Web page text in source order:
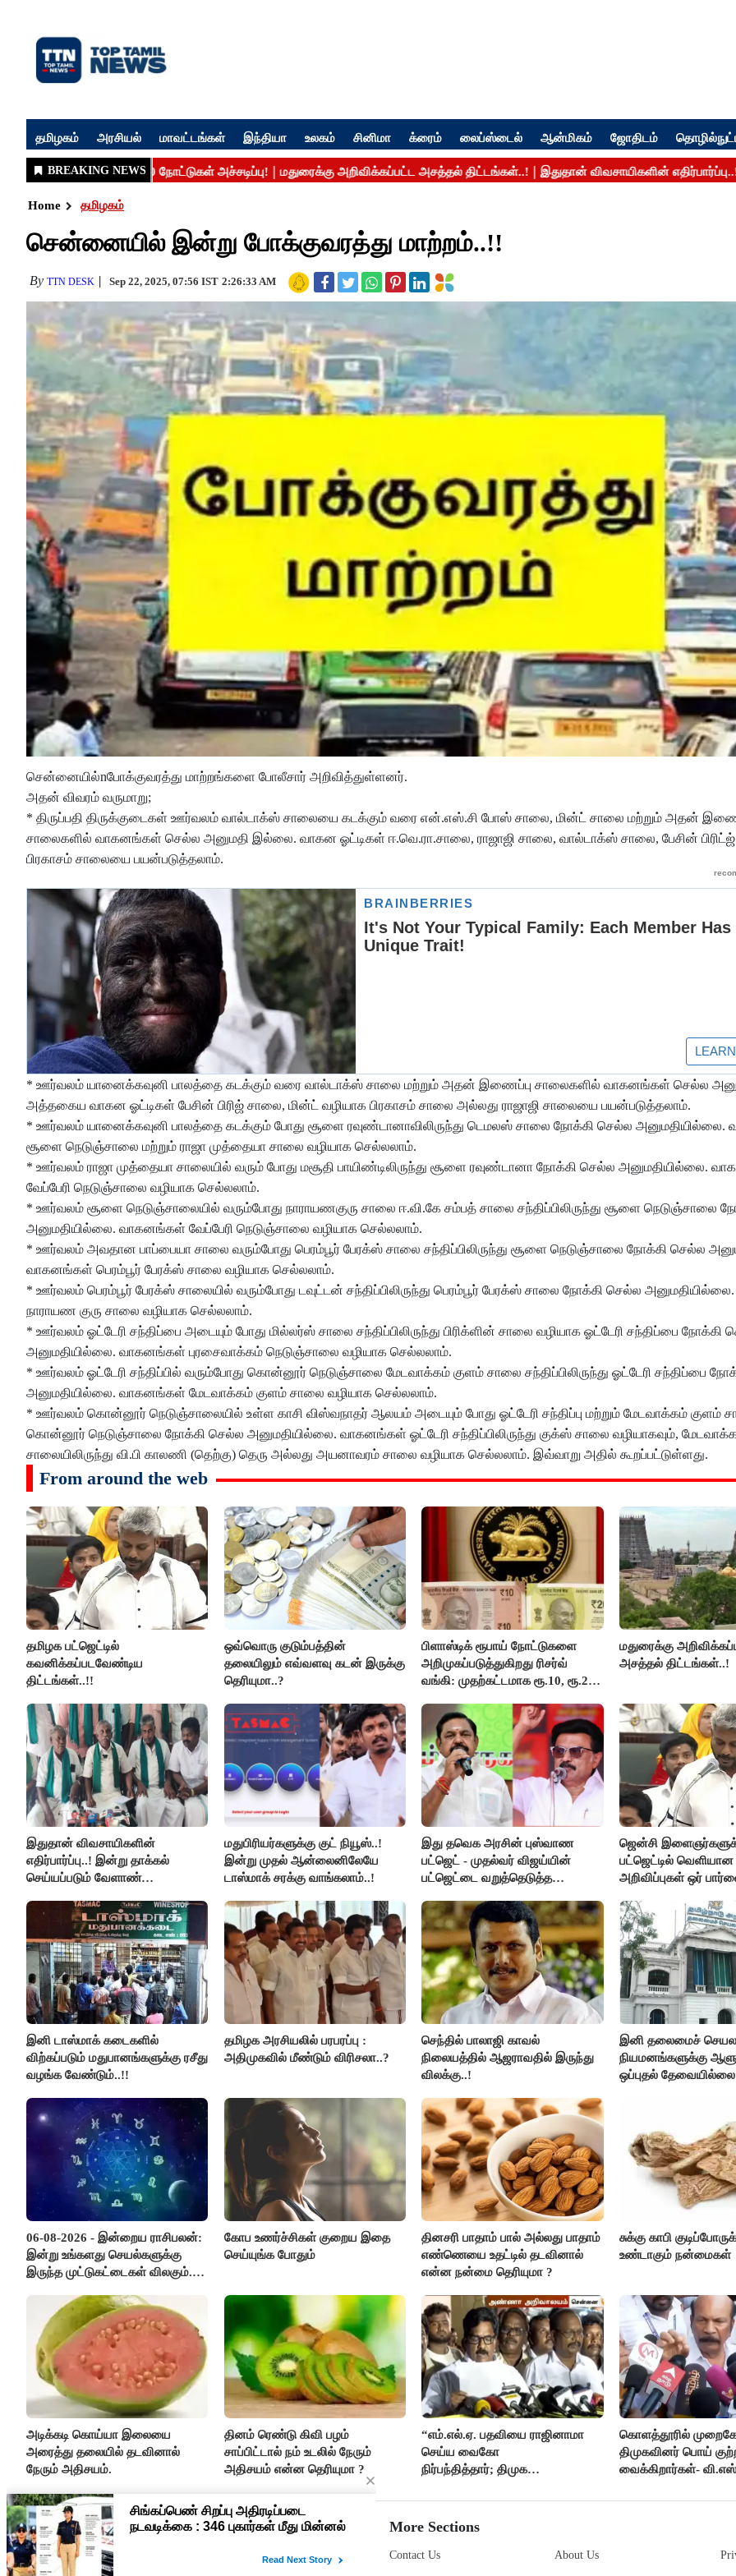
தமிழகம் அரசியல் மாவட்டங்கள் இந்தியா உலகம் சினிமா க்ரைம் லைப்ஸ்டைல் ஆன்மிகம் ஜோதிடம்
Home தமிழகம்
சென்னையில் இன்று போக்குவரத்து மாற்றம்..!!
By TTN DESK Sep 22, 2025, 07:56 IST 2:26:33 AM
சென்னையில்nபோக்குவரத்து மாற்றங்களை போலீசார் அறிவித்துள்ளனர்.
அதன் விவரம் வருமாறு;
* திருப்பதி திருக்குடைகள் ஊர்வலம் வால்டாக்ஸ் சாலையை கடக்கும் வரை என்.எஸ்.சி போஸ் சாலை, மின்ட் சாலை மற்றும் அதன்
சாலைகளில் வாகனங்கள் செல்ல அனுமதி இல்லை. வாகன ஓட்டிகள் ஈ.வெ.ரா.சாலை, ராஜாஜி சாலை, வால்டாக்ஸ் சாலை, பேசின்
பிரகாசம் சாலையை பயன்படுத்தலாம்.
* ஊர்வலம் யானைக்கவுனி பாலத்தை கடக்கும் வரை வால்டாக்ஸ் சாலை மற்றும் அதன் இணைப்பு சாலைகளில் வாகனங்கள் செல்ல
அத்தகைய வாகன ஓட்டிகள் பேசின் பிரிஜ் சாலை, மின்ட் வழியாக பிரகாசம் சாலை அல்லது ராஜாஜி சாலையை பயன்படுத்தலாம்.
* ஊர்வலம் யானைக்கவுனி பாலத்தை கடக்கும் போது சூளை ரவுண்டானாவிலிருந்து டெமலஸ் சாலை நோக்கி செல்ல
சூளை நெடுஞ்சாலை மற்றும் ராஜா முத்தையா சாலை வழியாக செல்லலாம்.
* ஊர்வலம் ராஜா முத்தையா சாலையில் வரும் போது மசூதி பாயிண்டிலிருந்து சூளை ரவுண்டானா நோக்கி செல்ல அனுமதியில்லை.
வேப்பேரி நெடுஞ்சாலை வழியாக செல்லலாம்.
* ஊர்வலம் சூளை நெடுஞ்சாலையில் வரும்போது நாராயணகுரு சாலை ஈ.வி.கே சம்பத் சாலை சந்திப்பிலிருந்து சூளை நெடுஞ்சாலை
அனுமதியில்லை. வாகனங்கள் வேப்பேரி நெடுஞ்சாலை வழியாக செல்லலாம்.
* ஊர்வலம் அவதான பாப்பையா சாலை வரும்போது பெரம்பூர் பேரக்ஸ் சாலை சந்திப்பிலிருந்து சூளை நெடுஞ்சாலை நோக்கி செல்ல
வாகனங்கள் பெரம்பூர் பேரக்ஸ் சாலை வழியாக செல்லலாம்.
* ஊர்வலம் பெரம்பூர் பேரக்ஸ் சாலையில் வரும்போது டவுட்டன் சந்திப்பிலிருந்து பெரம்பூர் பேரக்ஸ் சாலை நோக்கி செல்ல
நாராயண குரு சாலை வழியாக செல்லலாம்.
* ஊர்வலம் ஓட்டேரி சந்திப்பை அடையும் போது மில்லர்ஸ் சாலை சந்திப்பிலிருந்து பிரிக்ளின் சாலை வழியாக ஓட்டேரி சந்திப்பை நோக்கி
அனுமதியில்லை. வாகனங்கள் புரசைவாக்கம் நெடுஞ்சாலை வழியாக செல்லலாம்.
* ஊர்வலம் ஓட்டேரி சந்திப்பில் வரும்போது கொன்னூர் நெடுஞ்சாலை மேடவாக்கம் குளம் சாலை சந்திப்பிலிருந்து ஓட்டேரி சந்திப்பை
அனுமதியில்லை. வாகனங்கள் மேடவாக்கம் குளம் சாலை வழியாக செல்லலாம்.
* ஊர்வலம் கொன்னூர் நெடுஞ்சாலையில் உள்ள காசி விஸ்வநாதர் ஆலயம் அடையும் போது ஓட்டேரி சந்திப்பு மற்றும் மேடவாக்கம் குளம்
கொன்னூர் நெடுஞ்சாலை நோக்கி செல்ல அனுமதியில்லை. வாகனங்கள் ஓட்டேரி சந்திப்பிலிருந்து குக்ஸ் சாலை வழியாகவும்,
சாலையிலிருந்து வி.பி காலணி (தெற்கு) தெரு அல்லது அயனாவரம் சாலை வழியாக செல்லலாம். இவ்வாறு அதில் கூறப்பட்டுள்ளது.
From around the web
தமிழக பட்ஜெட்டில்
கவனிக்கப்படவேண்டிய
திட்டங்கள்..!!
ஒவ்வொரு குடும்பத்தின்
தலையிலும் எவ்வளவு கடன் இருக்கு
தெரியுமா..?
பிளாஸ்டிக் ரூபாய் நோட்டுகளை
அறிமுகப்படுத்துகிறது ரிசர்வ்
வங்கி: முதற்கட்டமாக ரூ.10, ரூ.20
மதுரைக்கு
அசத்தல் திட்டங்கள்..!
இதுதான் விவசாயிகளின்
எதிர்பார்ப்பு..! இன்று தாக்கல்
செய்யப்படும் வேளாண்
கோரிக்கை!
மதுபிரியர்களுக்கு குட் நியூஸ்..!
இன்று முதல் ஆன்லைனிலேயே
டாஸ்மாக் சரக்கு வாங்கலாம்..!
இது தவெக அரசின் புஸ்வாண
பட்ஜெட் - முதல்வர் விஜய்யின்
பட்ஜெட்டை வறுத்தெடுத்த
ஜென்சி
பட்ஜெட்டில்
அறிவிப்புகள் ஒர்
இனி டாஸ்மாக் கடைகளில்
விற்கப்படும் மதுபானங்களுக்கு ரசீது
வழங்க வேண்டும்..!!
தமிழக அரசியலில் பரபரப்பு :
அதிமுகவில் மீண்டும் விரிசலா..?
செந்தில் பாலாஜி காவல்
நிலையத்தில் ஆஜராவதில் இருந்து
விலக்கு..!
இனி தலைமைச்
நியமனங்களுக்கு
ஒப்புதல் தேவையில்லை
06-08-2026 - இன்றைய ராசிபலன்:
இன்று உங்களது செயல்களுக்கு
இருந்த முட்டுகட்டைகள் விலகும்.
பணவரத்து கூடும்..!
கோப உணர்ச்சிகள் குறைய இதை
செய்யுங்க போதும்
தினசரி பாதாம் பால் அல்லது பாதாம்
எண்ணெயை உதட்டில் தடவினால்
என்ன நன்மை தெரியுமா ?
சுக்கு காபி
உண்டாகும் நன்மைகள்
அடிக்கடி கொய்யா இலையை
அரைத்து தலையில் தடவினால்
நேரும் அதிசயம்.
தினம் ரெண்டு கிவி பழம்
சாப்பிட்டால் நம் உடலில் நேரும்
அதிசயம் என்ன தெரியுமா ?
“எம்.எல்.ஏ. பதவியை ராஜினாமா
செய்ய வைகோ
நிர்பந்தித்தார்; திமுக
தொடர்கிறோம்”- மதிமுக
எம்.எல்.ஏக்கள் பரபரப்பு பேட்டி
கொளத்தூரில்
திமுகவினர் பொய்
வைக்கிறார்கள்-
More Sections
Contact Us About Us